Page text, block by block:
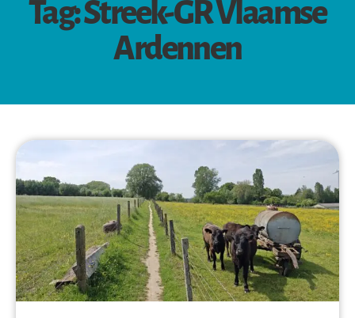
Tag: Streek-GR Vlaamse
Ardennen